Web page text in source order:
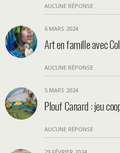
AUCUNE RÉPONSE
6 MARS 2024
Art en famille avec
AUCUNE RÉPONSE
5 MARS 2024
Plouf Canard : jeu
AUCUNE RÉPONSE